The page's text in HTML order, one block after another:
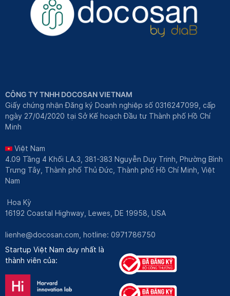
CÔNG TY TNHH DOCOSAN VIETNAM
Giấy chứng nhận Đăng ký Doanh nghiệp số 0316247099, cấp
ngày 27/04/2020 tại Sở Kế hoạch Đầu tư Thành phố Hồ Chí
Minh
Việt Nam
4.09 Tầng 4 Khối LA.3, 381-383 Nguyễn Duy Trinh, Phường Bình
Trưng Tây, Thành phố Thủ Đức, Thành phố Hồ Chí Minh, Việt
Nam
Hoa Kỳ
16192 Coastal Highway, Lewes, DE 19958, USA
lienhe@docosan.com , hotline: 0971786750
Startup Việt Nam duy nhất là
thành viên của: